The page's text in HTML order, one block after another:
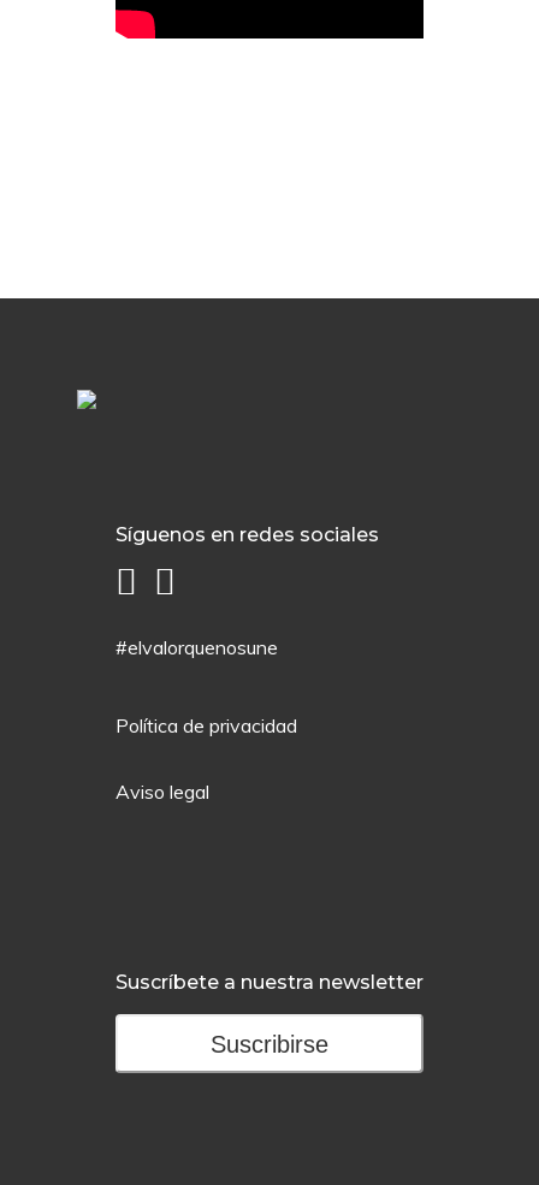
Síguenos en redes sociales
#elvalorquenosune
Política de privacidad
Aviso legal
Suscríbete a nuestra newsletter
Suscribirse